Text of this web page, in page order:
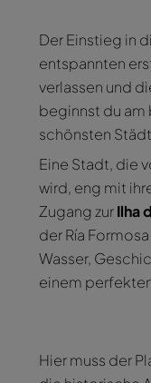
Der Einstieg in
entspannten
verlassen und
beginnst du am
schönsten
Eine Stadt, die
wird, eng mit
Zugang zurIlha
der Ría
Wasser,
einem
Hier muss der